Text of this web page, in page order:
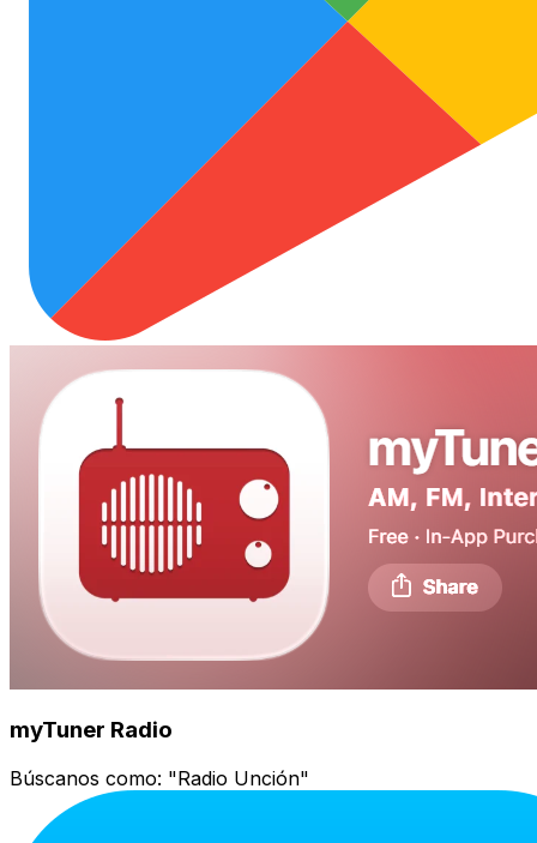
myTuner Radio
Búscanos como: "Radio Unción"